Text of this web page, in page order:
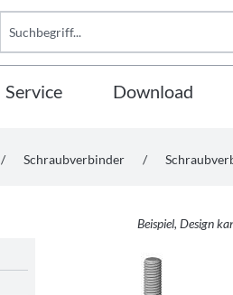
Service Download
/ Schraubverbinder /
Beispiel, Design